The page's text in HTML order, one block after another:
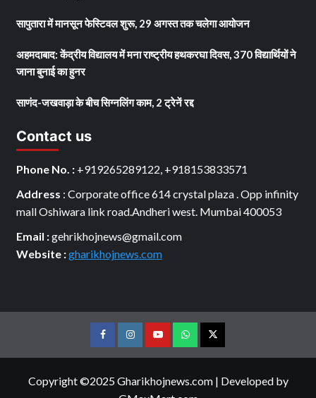
सापुतारा में मानसून फेस्टिवल शुरू, 29 अगस्त तक चलेगा आयोजन
अहमदाबाद: केंद्रीय विद्यालय में मना राष्ट्रीय हथकरघा दिवस, 370 विद्यार्थियों ने
जाना बुनाई का हुनर
साणंद-जखवाड़ा के बीच सिग्नलिंग काम, 2 ट्रेनें रद्द
Contact us
Phone No. : +919265289122, +918153833571
Address : Corporate office 614 crystal plaza . Opp infinity
mall Oshiwara link road.Andheri west. Mumbai 400053
Email :gehrikhojnews@gmail.com
Website :gharikhojnews.com
FacebookInstagramyoutubeWhatsTwitter
Copyright ©2025 Gharikhojnews.com | Developed by